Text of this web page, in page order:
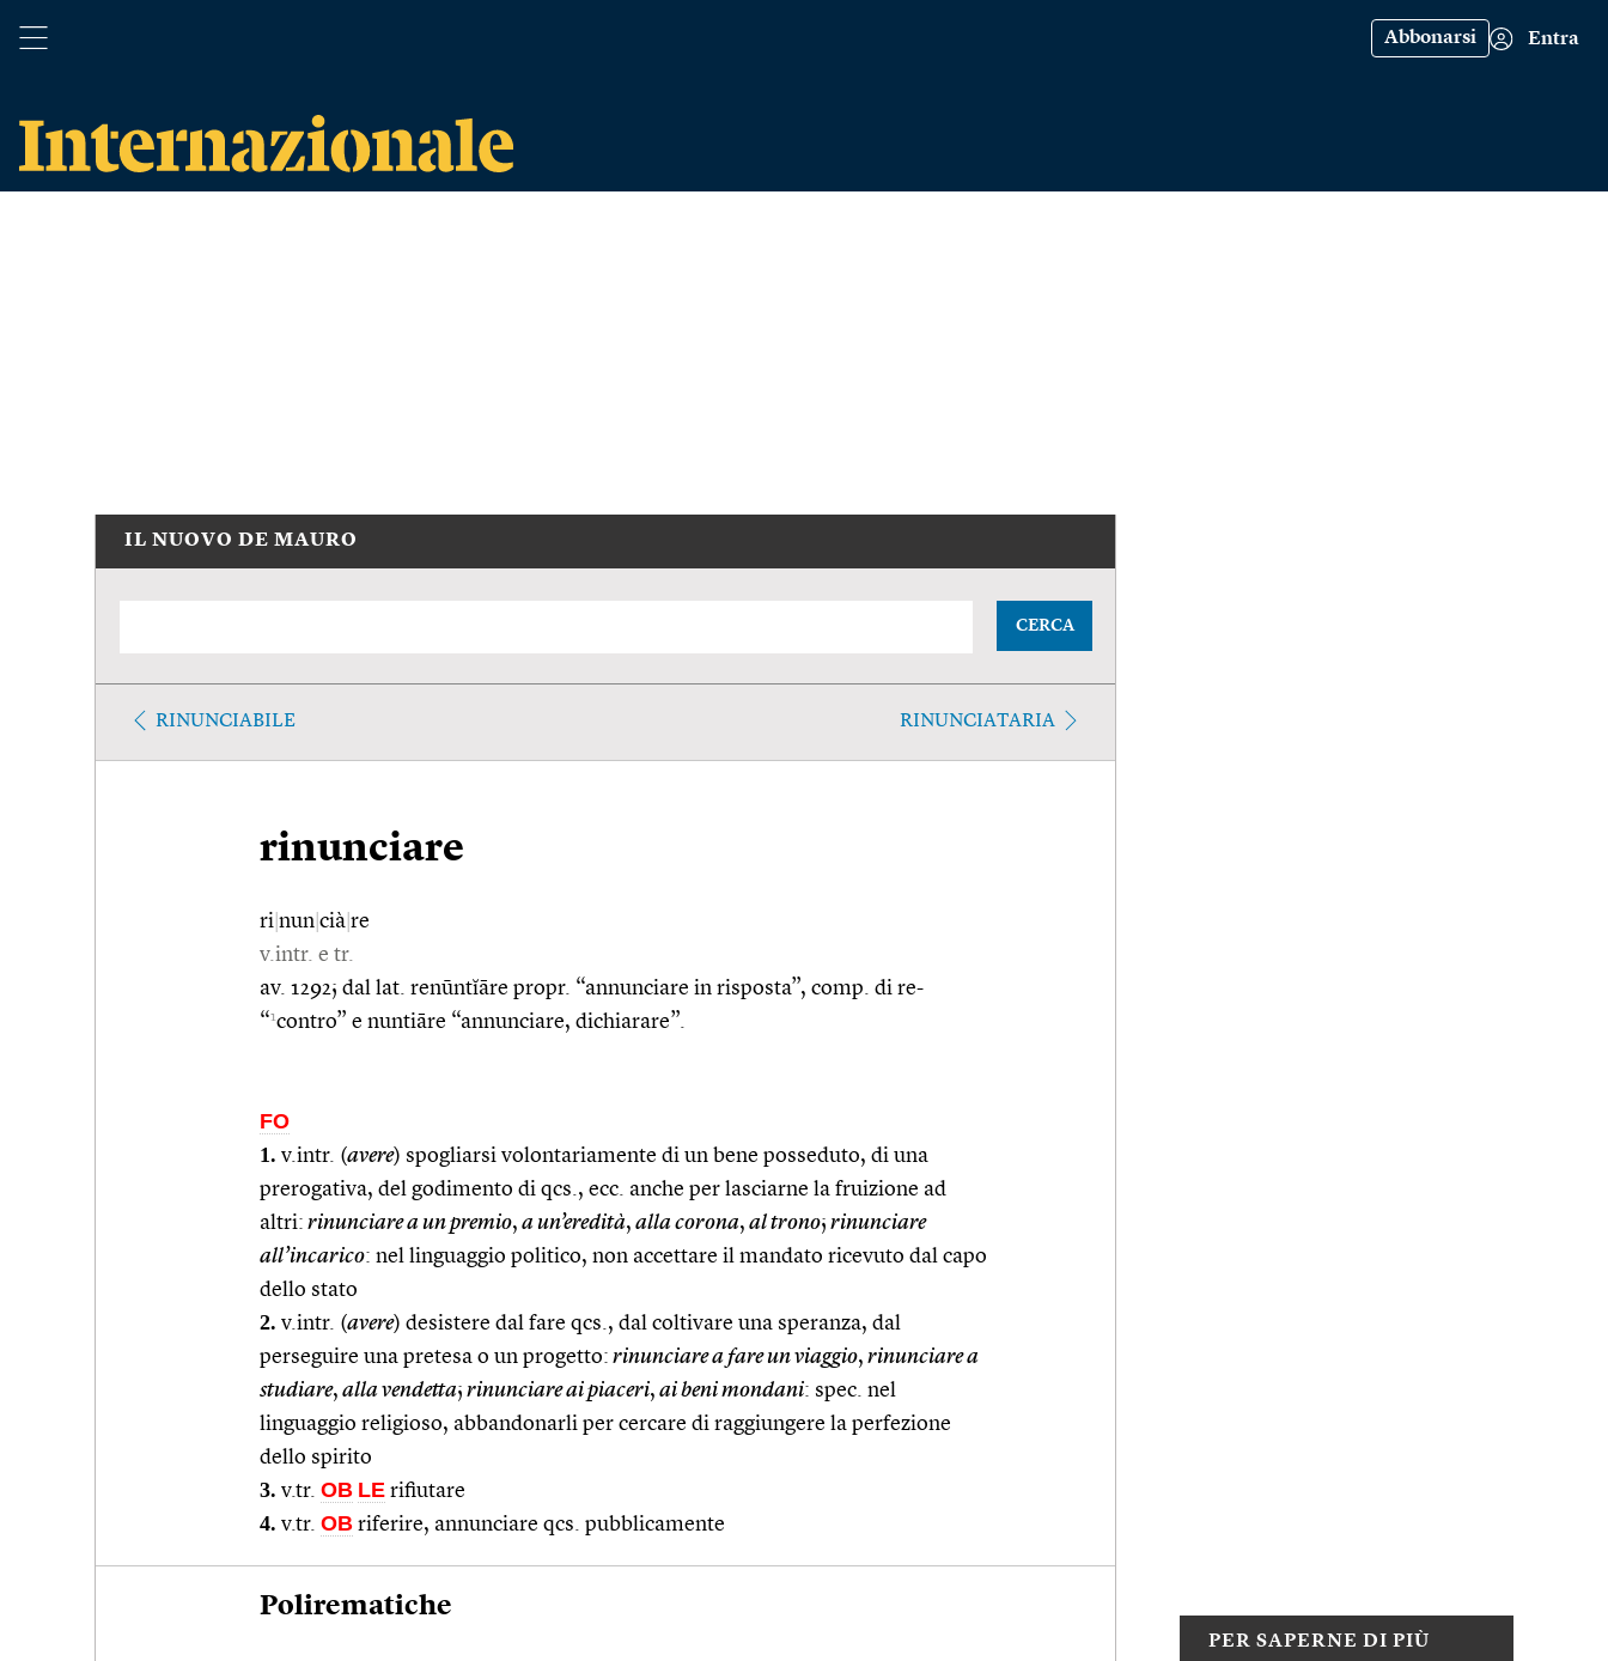
Abbonarsi Entra
PER SAPERNE DI PIÙ
IL NUOVO DE MAURO
CERCA
RINUNCIABILE RINUNCIATARIA
rinunciare
ri nun cià re
v.intr. e tr.
av. 1292; dal lat. renūntĭāre propr. “annunciare in risposta”, comp. di re-
“1contro” e nuntiāre “annunciare, dichiarare”.
FO
1. v.intr. (avere) spogliarsi volontariamente di un bene posseduto, di una
prerogativa, del godimento di qcs., ecc. anche per lasciarne la fruizione ad
altri: rinunciare a un premio, a un’eredità, alla corona, al trono; rinunciare
all’incarico: nel linguaggio politico, non accettare il mandato ricevuto dal capo
dello stato
2. v.intr. (avere) desistere dal fare qcs., dal coltivare una speranza, dal
perseguire una pretesa o un progetto: rinunciare a fare un viaggio, rinunciare a
studiare, alla vendetta; rinunciare ai piaceri, ai beni mondani: spec. nel
linguaggio religioso, abbandonarli per cercare di raggiungere la perfezione
dello spirito
3. v.tr. OB LE rifiutare
4. v.tr. OB riferire, annunciare qcs. pubblicamente
Polirematiche